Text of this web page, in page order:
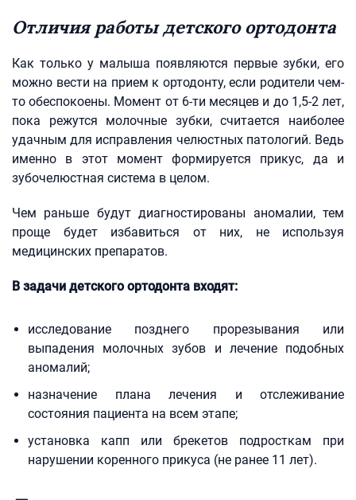
Отличия работы детского ортодонта
Как только у малыша появляются первые зубки, его
можно вести на прием к ортодонту, если родители чем-
то обеспокоены. Момент от 6-ти месяцев и до 1,5-2 лет,
пока режутся молочные зубки, считается наиболее
удачным для исправления челюстных патологий. Ведь
именно в этот момент формируется прикус, да и
зубочелюстная система в целом.
Чем раньше будут диагностированы аномалии, тем
проще будет избавиться от них, не используя
медицинских препаратов.
В задачи детского ортодонта входят:
исследование позднего прорезывания или
выпадения молочных зубов и лечение подобных
аномалий;
назначение плана лечения и отслеживание
состояния пациента на всем этапе;
установка капп или брекетов подросткам при
нарушении коренного прикуса (не ранее 11 лет).